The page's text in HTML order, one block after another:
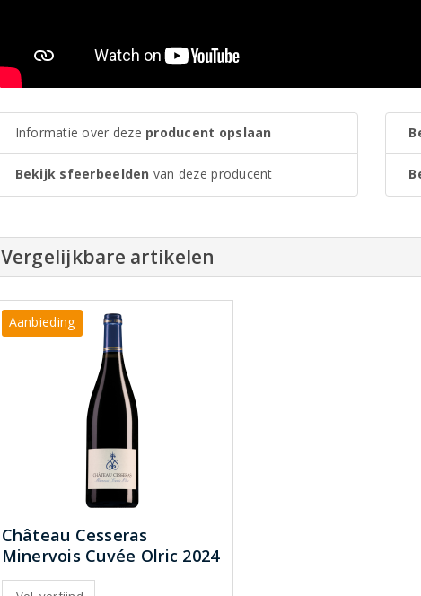
Informatie over deze producent opslaan
Bekijk sfeerbeelden van deze producent
Vergelijkbare artikelen
Aanbieding
Château Cesseras
Minervois Cuvée Olric 2024